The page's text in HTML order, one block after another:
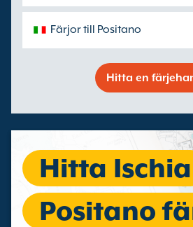
Färjor till Positano
Hitta en
Hitta Ischia
Positano